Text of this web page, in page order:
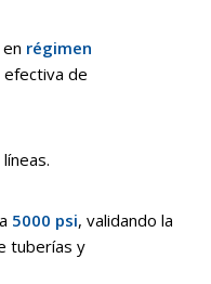
régimen
efectiva de
.
5000 psi, validando la
tuberías y